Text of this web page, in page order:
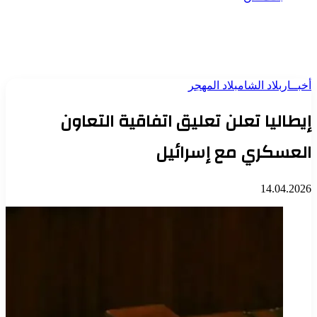
أخبــار بلاد الشامبلاد المهجر
إيطاليا تعلن تعليق اتفاقية التعاون
العسكري مع إسرائيل
14.04.2026